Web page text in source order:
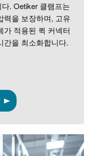
. Oetiker 클램프는
력을 보장하며, 고유
가 적용된 퀵 커넥터
간을 최소화합니다.